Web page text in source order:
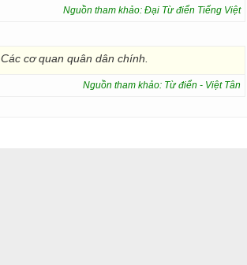
Nguồn tham khảo: Đại Từ điển Tiếng Việt
Các cơ quan quân dân chính.
Nguồn tham khảo: Từ điển - Việt Tân